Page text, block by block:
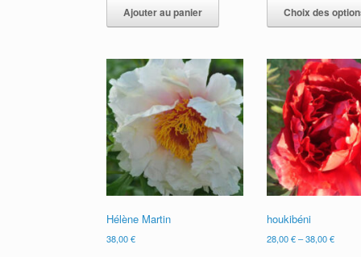
Ajouter au panier Choix des
Hélène Martin
38,00€
houkibéni
28,00€–38,00€